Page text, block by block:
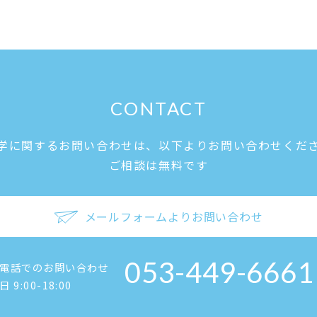
CONTACT
に関するお問い合わせは、 以下よりお問い合わせくだ
ご相談は無料です
メールフォームよりお問い合わせ
話でのお問い合わせ
9:00-18:00
053-449-6661